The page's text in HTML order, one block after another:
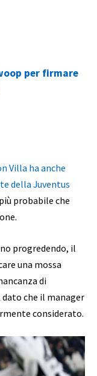
per firmare
Villa ha anche
della Juventus
probabile che
progredendo, il
una mossa
di
dato che il manager
considerato.